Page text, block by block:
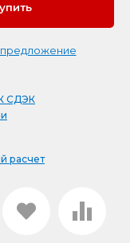
СДЭК
расчет